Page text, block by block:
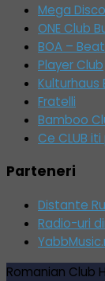
Mega
ONE Club
BOA –
Player Club
Kulturhaus
Fratelli
Bamboo
Ce CLUB
Parteneri
Distante
Radio-uri
Romanian Club